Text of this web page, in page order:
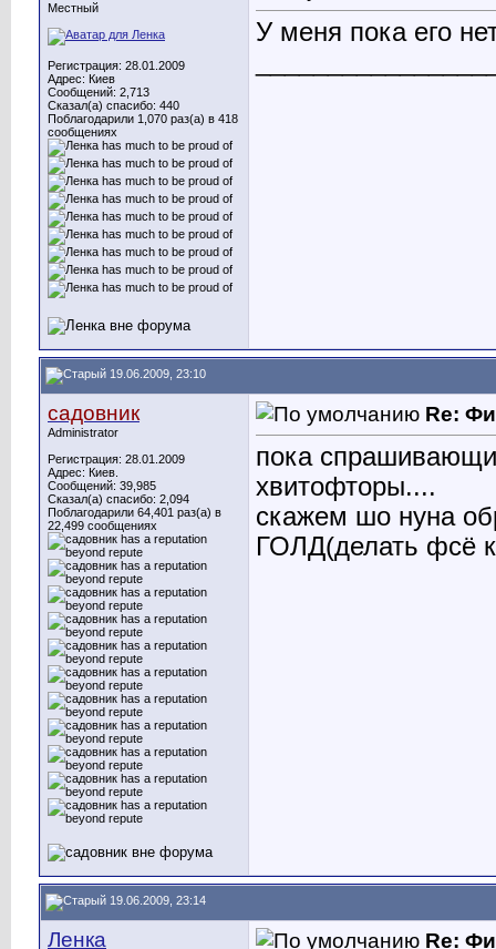
Местный
Регистрация: 28.01.2009
Адрес: Киев
Сообщений: 2,713
Сказал(а) спасибо: 440
Поблагодарили 1,070 раз(а) в 418
сообщениях
У меня пока его
19.06.2009, 23:10
садовник
Administrator
Регистрация: 28.01.2009
Адрес: Киев.
Сообщений: 39,985
Сказал(а) спасибо: 2,094
Поблагодарили 64,401 раз(а) в
22,499 сообщениях
Re:
пока
хвитофторы....
скажем шо нуна
ГОЛД(делать фсё
19.06.2009, 23:14
Ленка Re: